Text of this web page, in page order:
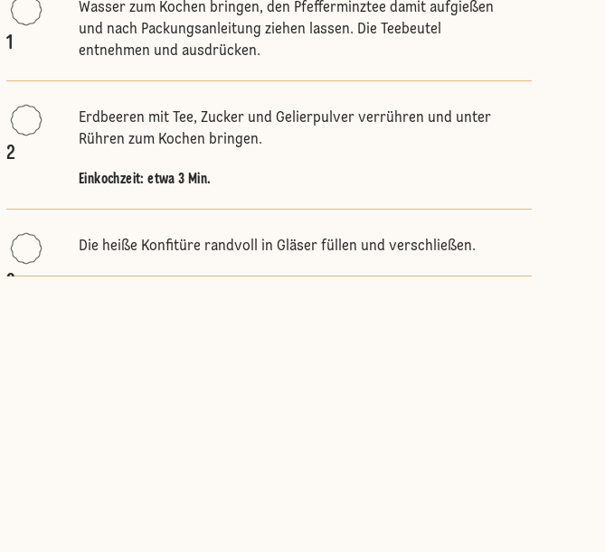
1
Wasser zum Kochen bringen, den Pfefferminztee damit aufgießen
und nach Packungsanleitung ziehen lassen. Die Teebeutel
entnehmen und ausdrücken.
2
Erdbeeren mit Tee, Zucker und Gelierpulver verrühren und unter
Rühren zum Kochen bringen.
Einkochzeit: etwa 3 Min.
3
Die heiße Konfitüre randvoll in Gläser füllen und verschließen.